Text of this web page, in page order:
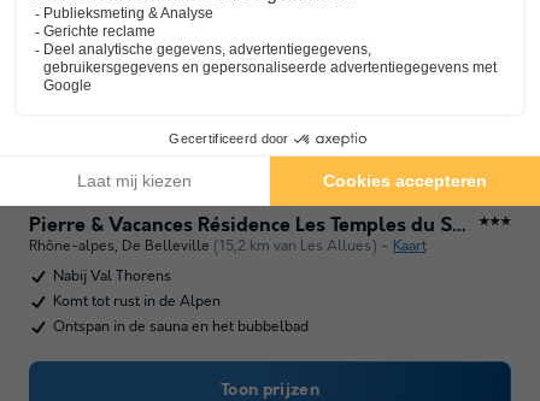
Pierre & Vacances Résidence Les Temples du Soleil ★★★
Rhône-alpes, De Belleville (15,2 km van Les Allues)
Kaart
Nabij Val Thorens
Komt tot rust in de Alpen
Ontspan in de sauna en het bubbelbad
Toon prijzen